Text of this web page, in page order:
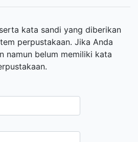
kata sandi yang diberikan
perpustakaan. Jika Anda
namun belum memiliki kata